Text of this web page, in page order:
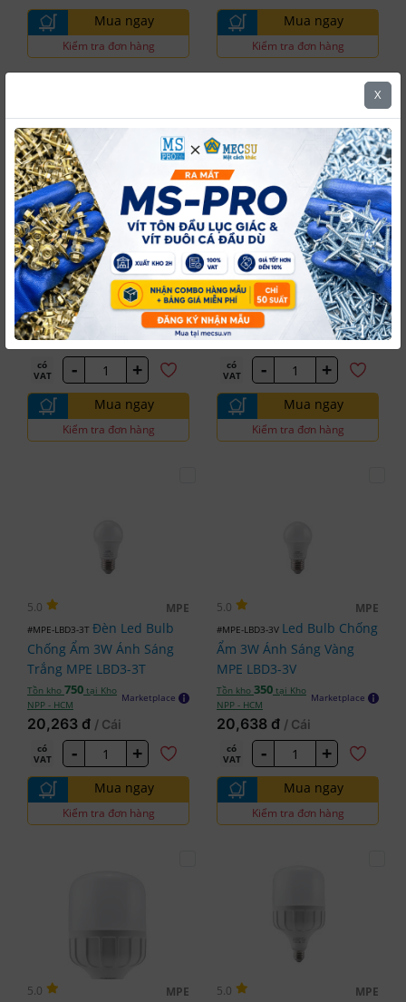
Mua ngay
Kiểm tra đơn hàng
Mua ngay
Kiểm tra đơn hàng
5.0 MPE
#MPE-LBD3-30TĐèn Led Bulb
Chống Ẩm 30W Ánh Sáng
Trắng MPE LBD3-30T
Tồn kho750 tại Kho
NPP - HCM
Marketplace
96,633 đ/ Cái
có
VAT
- +
Mua ngay
Kiểm tra đơn hàng
5.0 MPE
#MPE-LBD3-30V
Led Bulb
Chống Ẩm 30W Ánh Sáng
Vàng MPE LBD3-30V
Tồn kho50tại Kho
NPP - HCM
Marketplace
102,702 đ/ Cái
có
VAT
- +
Mua ngay
Kiểm tra đơn hàng
5.0 MPE
#MPE-LBD3-3T Đèn Led Bulb
Chống Ẩm 3W Ánh Sáng
Trắng MPE LBD3-3T
Tồn kho 750 tại Kho
NPP - HCM
Marketplace
20,263 đ / Cái
có
VAT
- +
Mua ngay
Kiểm tra đơn hàng
5.0 MPE
#MPE-LBD3-3V Led Bulb Chống
Ẩm 3W Ánh Sáng Vàng
MPE LBD3-3V
Tồn kho 350 tại Kho
NPP - HCM
Marketplace
20,638 đ / Cái
có
VAT
- +
Mua ngay
Kiểm tra đơn hàng
5.0 MPE 5.0 MPE
X